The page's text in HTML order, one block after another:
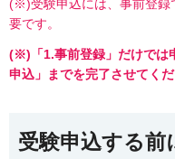
(※)受験申込には、事前登録
要です。
(※)「1.事前登録」だけでは
申込」までを完了させてくだ
受験申込する前